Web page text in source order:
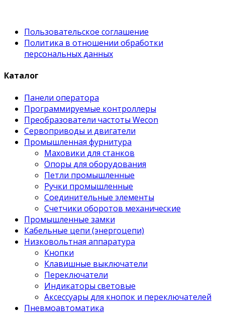
Пользовательское соглашение
Политика в отношении обработки
персональных данных
Каталог
Панели оператора
Программируемые контроллеры
Преобразователи частоты Wecon
Сервоприводы и двигатели
Промышленная фурнитура
Маховики для станков
Опоры для оборудования
Петли промышленные
Ручки промышленные
Соединительные элементы
Счетчики оборотов механические
Промышленные замки
Кабельные цепи (энергоцепи)
Низковольтная аппаратура
Кнопки
Клавишные выключатели
Переключатели
Индикаторы световые
Аксессуары для кнопок и переключателей
Пневмоавтоматика